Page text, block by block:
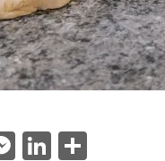
Messenger
LinkedIn